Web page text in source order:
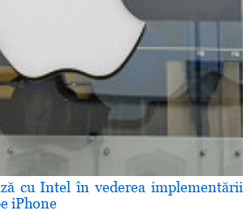
cu Intel în vederea implementării
iPhone